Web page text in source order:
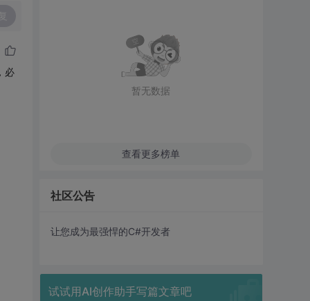
必
暂无数据
查看更多榜单
社区公告
让您成为最强悍的C#开发者
试试用AI创作助手写篇文章吧